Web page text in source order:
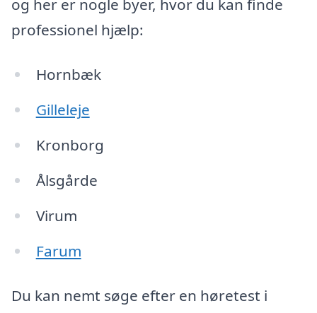
og her er nogle byer, hvor du kan finde
professionel hjælp:
Hornbæk
Gilleleje
Kronborg
Ålsgårde
Virum
Farum
Du kan nemt søge efter en høretest i